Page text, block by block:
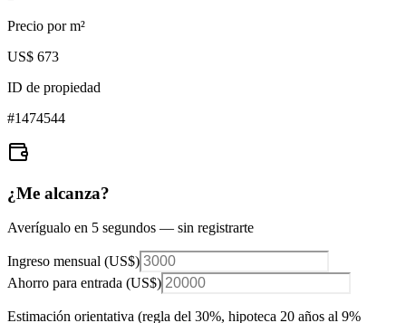
Precio por m²
US$ 673
ID de propiedad
#1474544
¿Me alcanza?
Averígualo en 5 segundos — sin registrarte
Ingreso mensual (US$)
Ahorro para entrada (US$)
Estimación orientativa (regla del 30%, hipoteca 20 años al 9%